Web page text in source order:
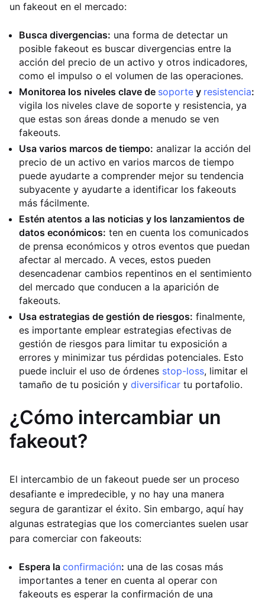
un fakeout en el mercado:
Busca divergencias: una forma de detectar un
posible fakeout es buscar divergencias entre la
acción del precio de un activo y otros indicadores,
como el impulso o el volumen de las operaciones.
Monitorea los niveles clave de soporte y resistencia:
vigila los niveles clave de soporte y resistencia, ya
que estas son áreas donde a menudo se ven
fakeouts.
Usa varios marcos de tiempo: analizar la acción del
precio de un activo en varios marcos de tiempo
puede ayudarte a comprender mejor su tendencia
subyacente y ayudarte a identificar los fakeouts
más fácilmente.
Estén atentos a las noticias y los lanzamientos de
datos económicos: ten en cuenta los comunicados
de prensa económicos y otros eventos que puedan
afectar al mercado. A veces, estos pueden
desencadenar cambios repentinos en el sentimiento
del mercado que conducen a la aparición de
fakeouts.
Usa estrategias de gestión de riesgos: finalmente,
es importante emplear estrategias efectivas de
gestión de riesgos para limitar tu exposición a
errores y minimizar tus pérdidas potenciales. Esto
puede incluir el uso de órdenes stop-loss, limitar el
tamaño de tu posición y diversificar tu portafolio.
¿Cómo intercambiar un
fakeout?
El intercambio de un fakeout puede ser un proceso
desafiante e impredecible, y no hay una manera
segura de garantizar el éxito. Sin embargo, aquí hay
algunas estrategias que los comerciantes suelen usar
para comerciar con fakeouts:
Espera la confirmación: una de las cosas más
importantes a tener en cuenta al operar con
fakeouts es esperar la confirmación de una